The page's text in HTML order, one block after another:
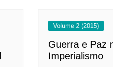
Volume 2 (2015)
Guerra e Paz
Imperialismo